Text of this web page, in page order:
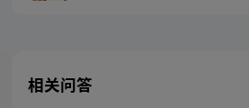
相关问答